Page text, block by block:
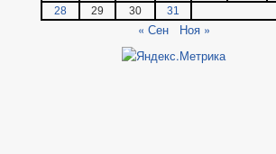
28
29 30 31
« Сен Ноя »